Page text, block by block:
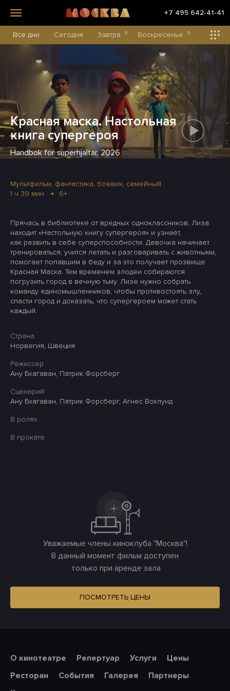
+7 495 642-41-41
Все дни Сегодня Завтра 8 Воскресенье 9
Красная маска. Настольная
книга супергероя
Handbok för superhjältar, 2026
Уважаемые члены киноклуба "Москва"!
В данный момент фильм доступен
только при аренде зала
ПОСМОТРЕТЬ ЦЕНЫ
Мультфильм, фантастика, боевик, семейный
1 ч 39 мин
6+
Прячась в библиотеке от вредных одноклассников, Лиза
находит «Настольную книгу супергероя» и узнаёт,
как развить в себе суперспособности. Девочка начинает
тренироваться, учится летать и разговаривать с животными,
помогает попавшим в беду и за это получает прозвище
Красная Маска. Тем временем злодеи собираются
погрузить город в вечную тьму. Лизе нужно собрать
команду единомышленников, чтобы противостоять злу,
спасти город и доказать, что супергероем может стать
каждый.
Страна
Норвегия, Швеция
Режиссер
Ану Бхагаван, Патрик Форсберг
Сценарий
Ану Бхагаван, Патрик Форсберг, Агнес Вохлунд
В ролях
В прокате
О кинотеатре Репертуар Услуги
Цены
Ресторан
События Галерея
Партнеры